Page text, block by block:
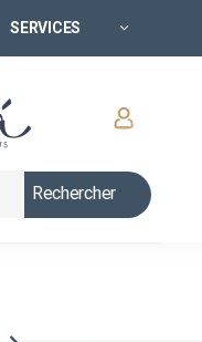
SERVICES
Rechercher